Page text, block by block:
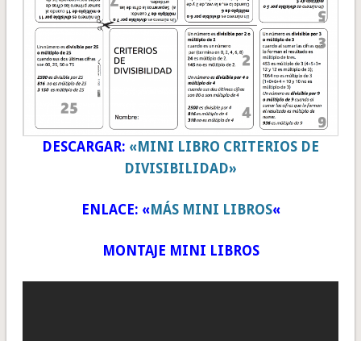
DESCARGAR: «MINI LIBRO CRITERIOS DE
DIVISIBILIDAD»
ENLACE: «MÁS MINI LIBROS«
MONTAJE MINI LIBROS